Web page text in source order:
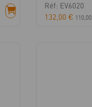
Réf: EV6020
132,00 € 110,00